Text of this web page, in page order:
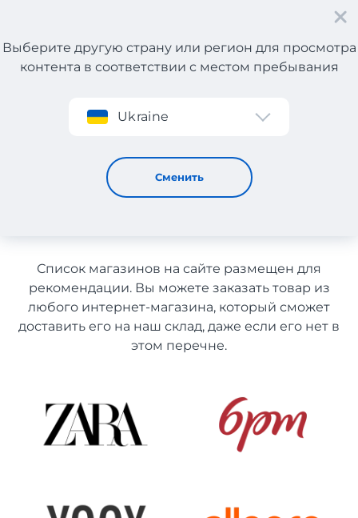
Регистрация
Выберите другую страну или регион для просмотра
контента в соответствии с местом пребывания
Ukraine
Сменить
Спортивные товары с Польши с доставкой в Казахстан
Спортивные товары с
Польши с доставкой в
Список магазинов на сайте размещен для
рекомендации. Вы можете заказать товар из
любого интернет-магазина, который сможет
доставить его на наш склад, даже если его нет в
этом перечне.